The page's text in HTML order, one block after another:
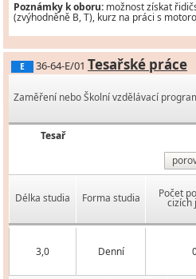
Poznámky k oboru: možnost získat
(zvýhodněně B, T), kurz na práci s
E 36-64-E/01 Tesařské práce
Zaměření nebo Školní vzdělávací
Tesař
Délka studia Forma studia Počet
cizích
3,0 Denní